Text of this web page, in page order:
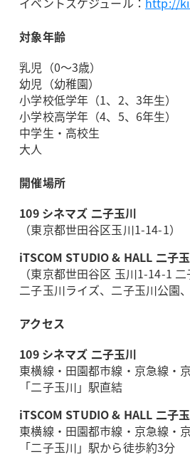
対象年齢
乳児（0～3歳）
幼児（幼稚園）
小学校低学年（1、2、3年生）
小学校高学年（4、5、6年生）
中学生・高校生
大人
開催場所
109 シネマズ 二子玉川
（東京都世田谷区玉川1-14-1）
iTSCOM STUDIO & HALL 二子
（東京都世田谷区 玉川1-14-1 二
二子玉川ライズ、二子玉川公園
アクセス
109 シネマズ 二子玉川
東横線・田園都市線・京急線・
「二子玉川」駅直結
iTSCOM STUDIO & HALL 二子
東横線・田園都市線・京急線・
「二子玉川」駅から徒歩約3分